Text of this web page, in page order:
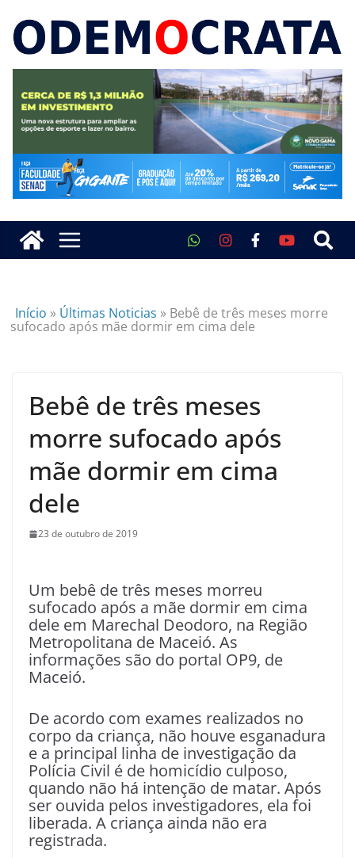
Início » Últimas Noticias » Bebê de três meses morre
sufocado após mãe dormir em cima dele
Bebê de três meses
morre sufocado após
mãe dormir em cima
dele
23 de outubro de 2019
Um bebê de três meses morreu
sufocado após a mãe dormir em cima
dele em Marechal Deodoro, na Região
Metropolitana de Maceió. As
informações são do portal OP9, de
Maceió.
De acordo com exames realizados no
corpo da criança, não houve esganadura
e a principal linha de investigação da
Polícia Civil é de homicídio culposo,
quando não há intenção de matar. Após
ser ouvida pelos investigadores, ela foi
liberada. A criança ainda não era
registrada.